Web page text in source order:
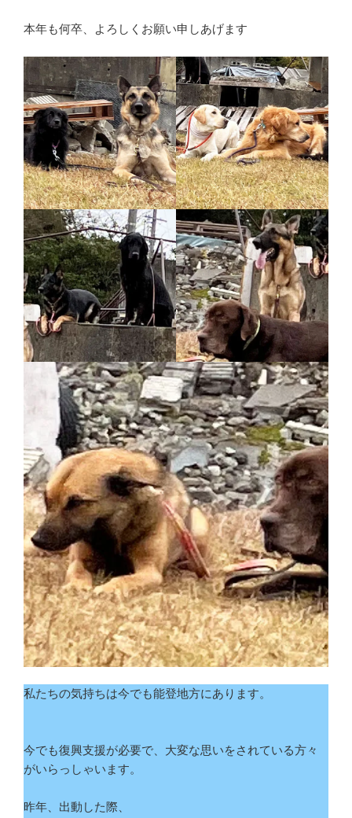
本年も何卒、よろしくお願い申しあげます
私たちの気持ちは今でも能登地方にあります。
今でも復興支援が必要で、大変な思いをされている方々
がいらっしゃいます。
昨年、出動した際、